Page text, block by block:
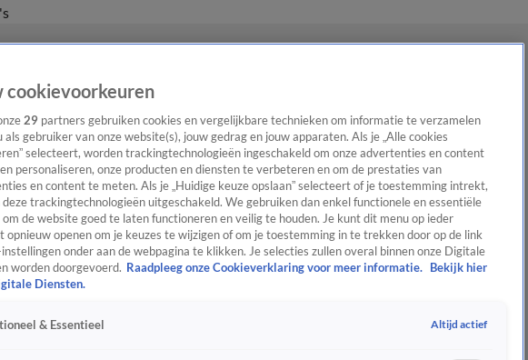
cookievoorkeuren
29 partners gebruiken cookies en vergelijkbare technieken om informatie te verzamelen
als gebruiker van onze website(s), jouw gedrag en jouw apparaten. Als je „Alle cookies
selecteert, worden trackingtechnologieën ingeschakeld om onze advertenties en content
personaliseren, onze producten en diensten te verbeteren en om de prestaties van
en content te meten. Als je „Huidige keuze opslaan” selecteert of je toestemming intrekt,
trackingtechnologieën uitgeschakeld. We gebruiken dan enkel functionele en essentiële
om de website goed te laten functioneren en veilig te houden. Je kunt dit menu op ieder
opnieuw openen om je keuzes te wijzigen of om je toestemming in te trekken door op de link
onder aan de webpagina te klikken. Je selecties zullen overal binnen onze Digitale
worden doorgevoerd. Raadpleeg onze Cookieverklaring voor meer informatie.
Bekijk hier
Diensten.
& Essentieel Altijd actief